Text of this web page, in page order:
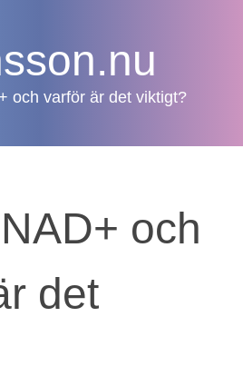
och varför är det viktigt?
och
det